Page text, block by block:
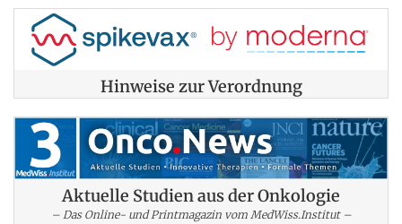
Hinweise zur Verordnung
Aktuelle Studien aus der Onkologie
– Das Online- und Printmagazin vom MedWiss.Institut –